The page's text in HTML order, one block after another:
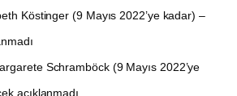
Köstinger (9 Mayıs 2022’ye kadar) –
Schramböck (9 Mayıs 2022’ye
açıklanmadı